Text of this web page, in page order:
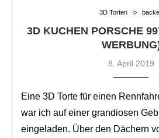
3D Torten
3D KUCHEN PORSCHE
8. April 2019
Eine 3D Torte für einen
war ich auf einer grandiosen
eingeladen. Über den Dächern